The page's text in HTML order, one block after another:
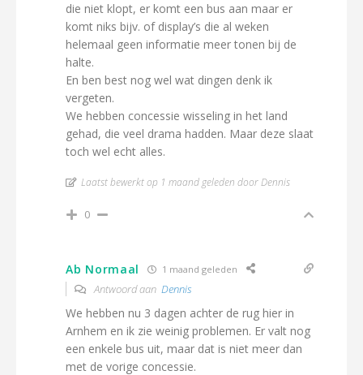
die niet klopt, er komt een bus aan maar er
komt niks bijv. of display’s die al weken
helemaal geen informatie meer tonen bij de
halte.
En ben best nog wel wat dingen denk ik
vergeten.
We hebben concessie wisseling in het land
gehad, die veel drama hadden. Maar deze slaat
toch wel echt alles.
Laatst bewerkt op 1 maand geleden door Dennis
0
Ab Normaal 1 maand geleden
Antwoord aan Dennis
We hebben nu 3 dagen achter de rug hier in
Arnhem en ik zie weinig problemen. Er valt nog
een enkele bus uit, maar dat is niet meer dan
met de vorige concessie.